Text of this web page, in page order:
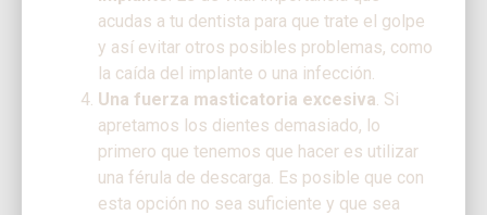
acudas a tu dentista para que trate el golpe
y así evitar otros posibles problemas, como
la caída del implante o una infección.
Una fuerza masticatoria excesiva . Si
apretamos los dientes demasiado, lo
primero que tenemos que hacer es utilizar
una férula de descarga. Es posible que con
esta opción no sea suficiente y que sea